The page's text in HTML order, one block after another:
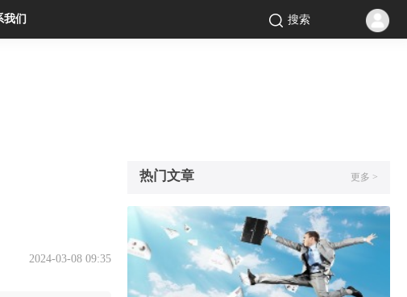
我们 搜索
2024-03-08 09:35
热门文章 更多 >